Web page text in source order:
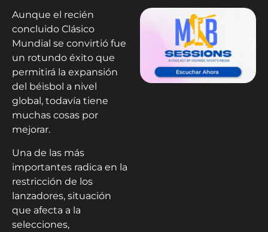
Aunque el recién
concluido Clásico
Mundial se convirtió fue
un rotundo éxito que
permitirá la expansión
del béisbol a nivel
global, todavía tiene
muchas cosas por
mejorar.
Una de las más
importantes radica en la
restricción de los
lanzadores, situación
que afecta a la
selecciones,